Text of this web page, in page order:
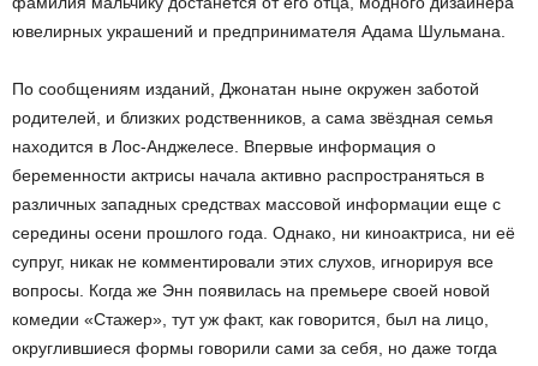
ювелирных украшений и предпринимателя Адама Шульмана.
По сообщениям изданий, Джонатан ныне окружен заботой
родителей, и близких родственников, а сама звёздная семья
находится в Лос-Анджелесе. Впервые информация о
беременности актрисы начала активно распространяться в
различных западных средствах массовой информации еще с
середины осени прошлого года. Однако, ни киноактриса, ни её
супруг, никак не комментировали этих слухов, игнорируя все
вопросы. Когда же Энн появилась на премьере своей новой
комедии «Стажер», тут уж факт, как говорится, был на лицо,
округлившиеся формы говорили сами за себя, но даже тогда